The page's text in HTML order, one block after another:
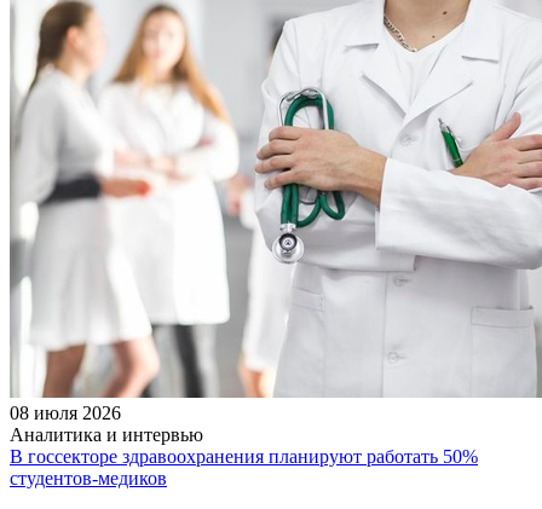
08 июля 2026
Аналитика и интервью
В госсекторе здравоохранения планируют работать 50%
студентов-медиков